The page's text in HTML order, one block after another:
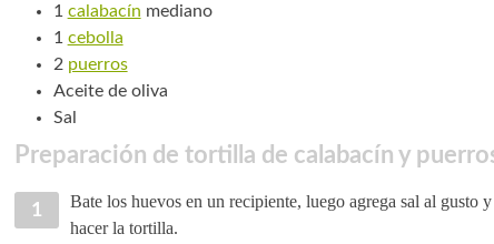
1 calabacín mediano
1 cebolla
2 puerros
Aceite de oliva
Sal
Preparación de tortilla de calabacín y
Bate los huevos en un recipiente, luego agrega sal al gusto
hacer la tortilla.